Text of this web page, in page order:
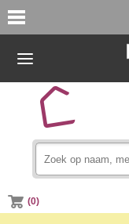
(0)